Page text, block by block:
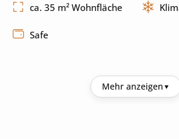
ca. 35 m² Wohnfläche
Safe
Mehr anzeigen